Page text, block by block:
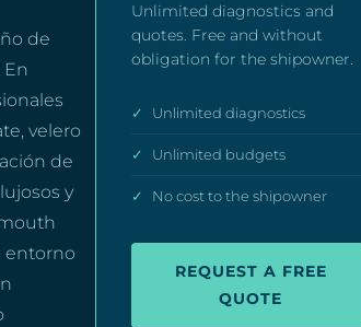
de
velero
de
y
entorno
Unlimited diagnostics and
quotes. Free and without
obligation for the shipowner.
✓ Unlimited diagnostics
✓ Unlimited budgets
✓ No cost to the shipowner
REQUEST A FREE
QUOTE